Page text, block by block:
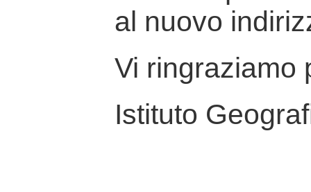
al nuovo
Vi ringraziamo
Istituto